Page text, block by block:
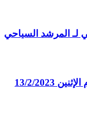
لـ المرشد السياحي
2/2023